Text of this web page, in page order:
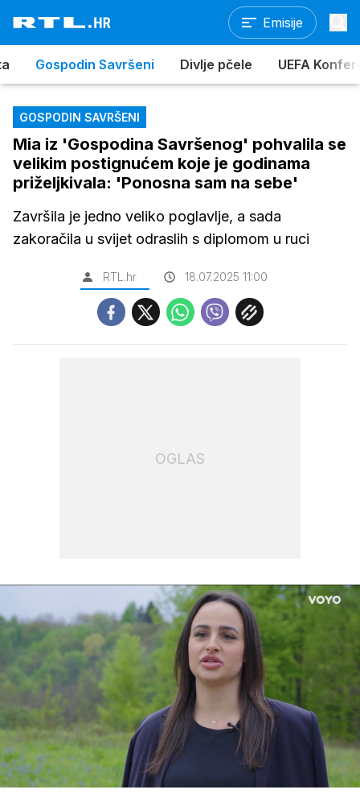
Emisije
Gospodin Savršeni Divlje pčele UEFA
GOSPODIN SAVRŠENI
Mia iz 'Gospodina Savršenog' pohvalila se
velikim postignućem koje je godinama
priželjkivala: 'Ponosna sam na sebe'
Završila je jedno veliko poglavlje, a sada
zakoračila u svijet odraslih s diplomom u ruci
RTL.hr 18.07.2025 11:00
OGLAS
Upali
zvuk
Loaded:
36.36%